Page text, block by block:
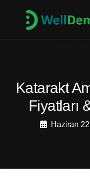
Katarakt
Fiyatları
Haziran